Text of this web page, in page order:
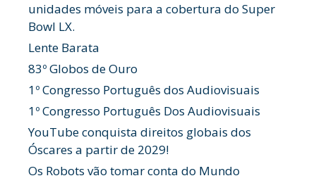
unidades móveis para a cobertura do Super
Bowl LX.
Lente Barata
83º Globos de Ouro
1º Congresso Português dos Audiovisuais
1º Congresso Português Dos Audiovisuais
YouTube conquista direitos globais dos
Óscares a partir de 2029!
Os Robots vão tomar conta do Mundo